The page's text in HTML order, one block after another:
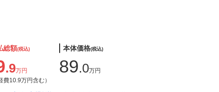
総額(税込)
.9万円
費10.9万円含む）
本体価格(税込)
89.0万円